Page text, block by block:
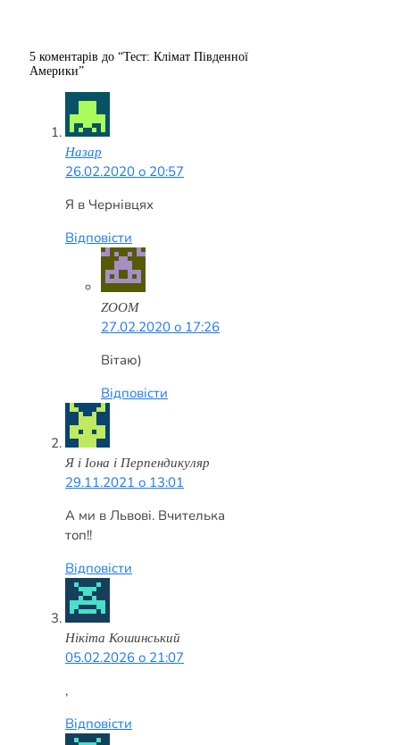
5 коментарів до “Тест: Клімат Південної
Америки”
Назар
26.02.2020 о 20:57
Я в Чернівцях
Відповісти
ZOOM
27.02.2020 о 17:26
Вітаю)
Відповісти
Я і Іона і Перпендикуляр
29.11.2021 о 13:01
А ми в Львові. Вчителька
топ!!
Відповісти
Нікіта Кошинський
05.02.2026 о 21:07
,
Відповісти